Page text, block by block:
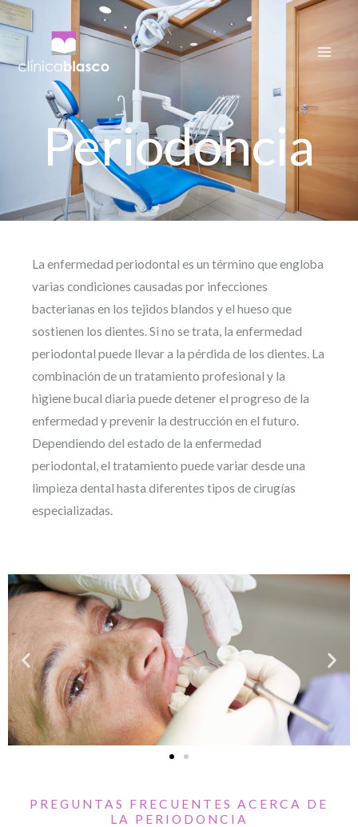
Ir
al
contenido
Periodoncia
La enfermedad periodontal es un término que engloba
varias condiciones causadas por infecciones
bacterianas en los tejidos blandos y el hueso que
sostienen los dientes. Si no se trata, la enfermedad
periodontal puede llevar a la pérdida de los dientes. La
combinación de un tratamiento profesional y la
higiene bucal diaria puede detener el progreso de la
enfermedad y prevenir la destrucción en el futuro.
Dependiendo del estado de la enfermedad
periodontal, el tratamiento puede variar desde una
limpieza dental hasta diferentes tipos de cirugías
especializadas.
PREGUNTAS FRECUENTES ACERCA DE
LA PERIODONCIA